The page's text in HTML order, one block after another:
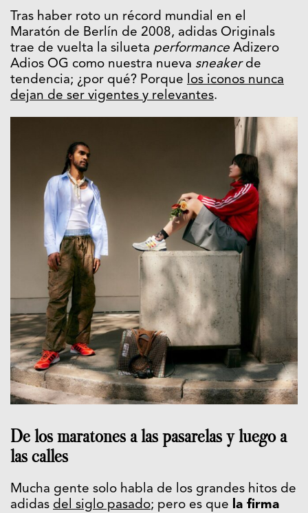
Tras haber roto un récord mundial en el
Maratón de Berlín de 2008, adidas Originals
trae de vuelta la silueta performance Adizero
Adios OG como nuestra nueva sneakerde
tendencia; ¿por qué? Porque los iconos nunca
dejan de ser vigentes y relevantes.
De los maratones a las pasarelas y luego a
las calles
Mucha gente solo habla de los grandes hitos de
adidas del siglo pasado; pero es que la firma